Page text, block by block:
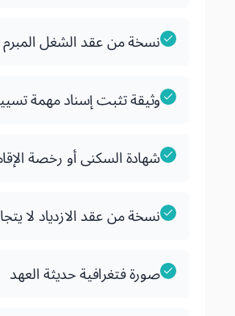
نسخة من عقد الشغل
وثيقة تثبت إسناد مهمة
شهادة السكنى أو رخصة
نسخة من عقد الازدياد لا
صورة فتغرافية حديثة العهد